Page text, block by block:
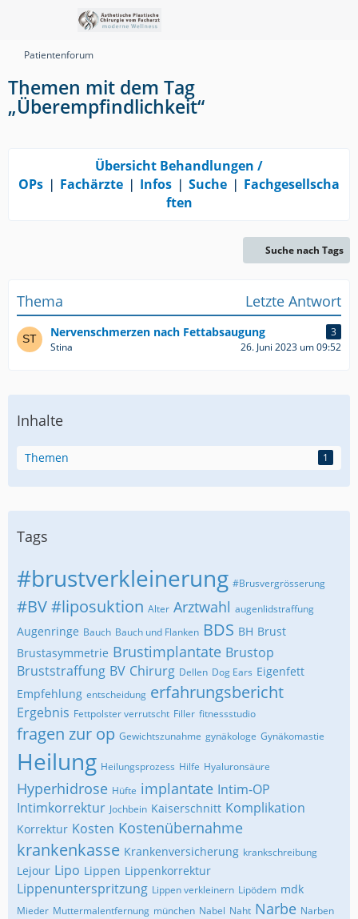
Patientenforum
Themen mit dem Tag
„Überempfindlichkeit“
Übersicht Behandlungen /
OPs ❘ Fachärzte ❘ Infos ❘ Suche ❘ Fachgesellscha
ften
Suche nach Tags
Thema Letzte Antwort
Nervenschmerzen nach Fettabsaugung
3
Stina
26. Juni 2023 um 09:52
Inhalte
Themen 1
Tags
#brustverkleinerung #Brusvergrösserung
#BV#liposuktion Alter Arztwahl augenlidstraffung
Augenringe Bauch Bauch und Flanken BDS BH Brust
Brustasymmetrie Brustimplantate Brustop
Bruststraffung BV Chirurg Dellen Dog Ears Eigenfett
Empfehlung entscheidung erfahrungsbericht
Ergebnis Fettpolster verrutscht Filler fitnessstudio
fragen zur op Gewichtszunahme gynäkologe Gynäkomastie
Heilung Heilungsprozess Hilfe Hyaluronsäure
Hyperhidrose Hüfte implantate Intim-OP
Intimkorrektur Jochbein Kaiserschnitt Komplikation
Korrektur Kosten Kostenübernahme
krankenkasse Krankenversicherung krankschreibung
Lejour Lipo Lippen Lippenkorrektur
Lippenunterspritzung Lippen verkleinern Lipödem mdk
Mieder Muttermalentfernung münchen Nabel Naht Narbe Narben